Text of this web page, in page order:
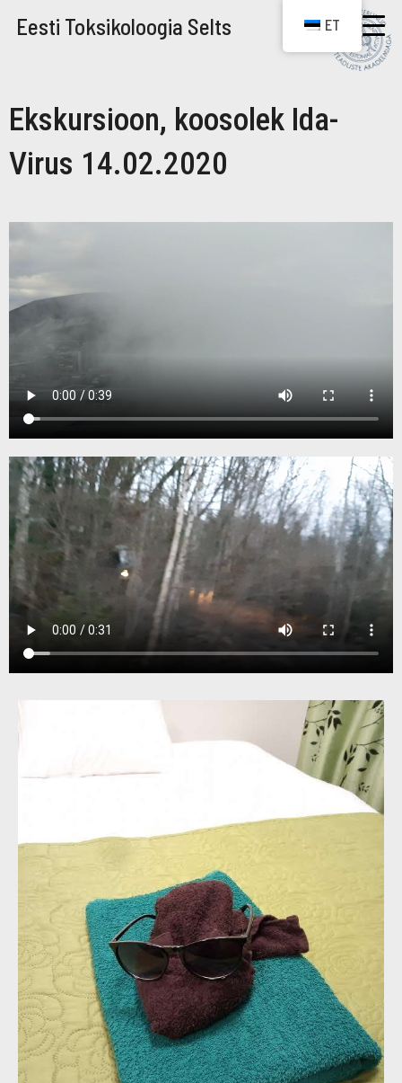
Eesti Toksikoloogia Selts
Ekskursioon, koosolek Ida-
Virus 14.02.2020
ET